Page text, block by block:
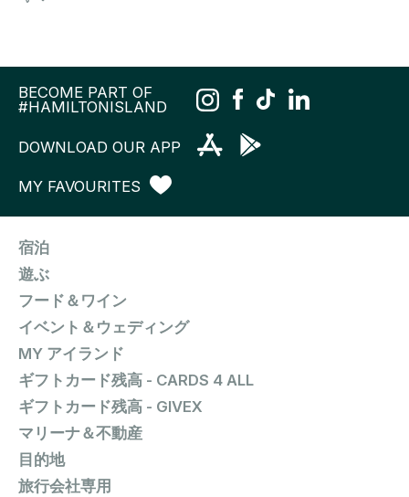
BECOME PART OF
#HAMILTONISLAND
DOWNLOAD OUR APP
MY FAVOURITES
宿泊
遊ぶ
フード＆ワイン
イベント＆ウェディング
MY アイランド
ギフトカード残高 - CARDS 4 ALL
ギフトカード残高 - GIVEX
マリーナ＆不動産
目的地
旅行会社専用